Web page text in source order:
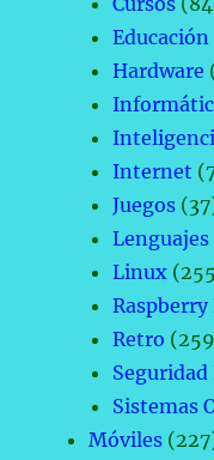
Educación
Hardware
Internet
Juegos
Linux
Raspberry
Retro
Sistemas
Móviles